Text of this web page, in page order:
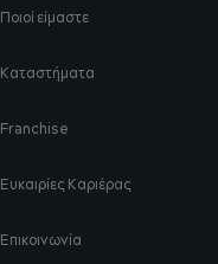
Ποιοί είμαστε
Καταστήματα
Franchise
Ευκαιρίες Καριέρας
Επικοινωνία